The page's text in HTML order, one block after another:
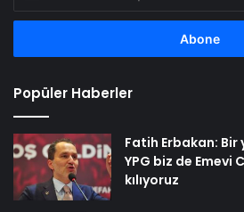
adresinizi
Popüler Haberler
Fatih Erbakan: Bir
YPG biz de Emevi
kılıyoruz